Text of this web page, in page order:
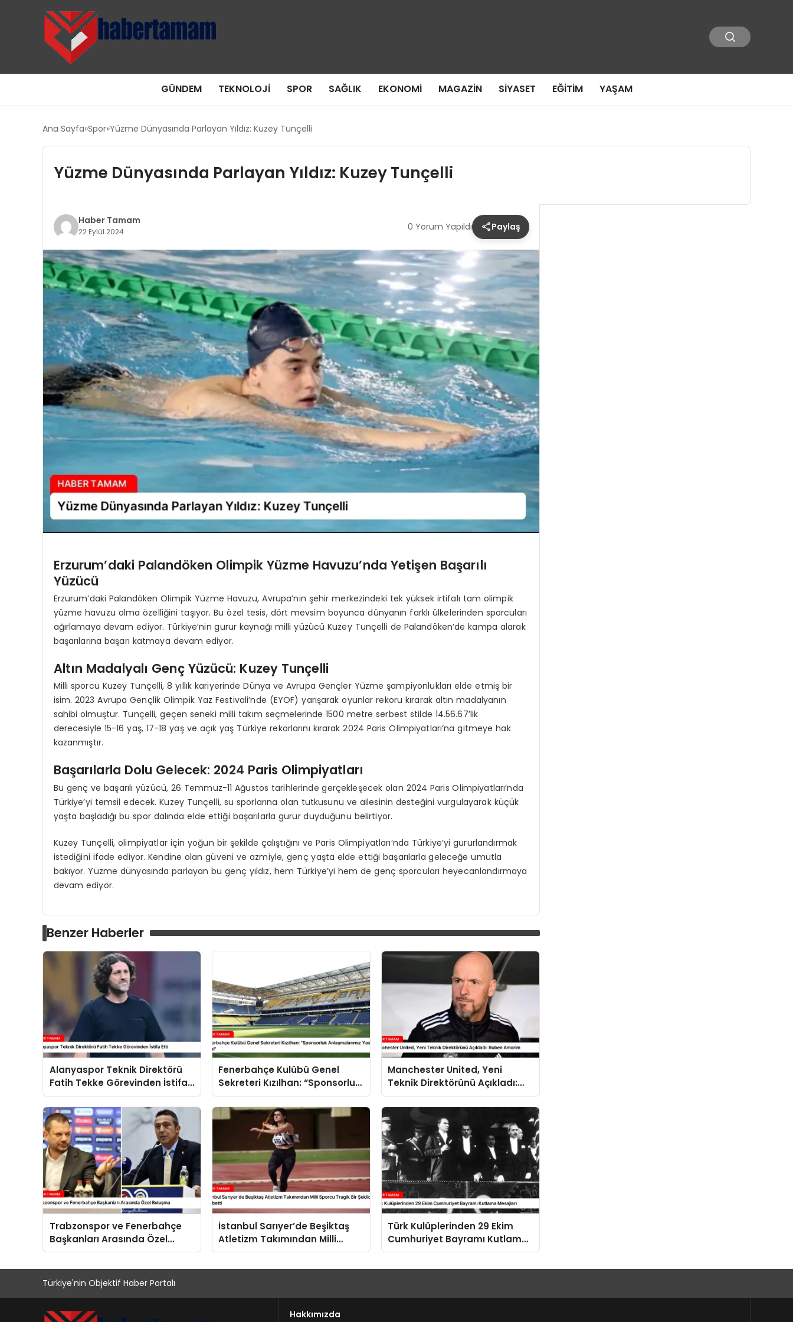
GÜNDEM TEKNOLOJI SPOR SAĞLIK EKONOMI MAGAZIN SIYASET EĞITIM YAŞAM
Ana Sayfa Spor Yüzme Dünyasında Parlayan Yıldız: Kuzey Tunçelli
Yüzme Dünyasında Parlayan Yıldız: Kuzey Tunçelli
Haber Tamam
22 Eylül 2024 0 Yorum Yapıldı Paylaş
Erzurum’daki Palandöken Olimpik Yüzme Havuzu’nda Yetişen Başarılı
Yüzücü
Erzurum’daki Palandöken Olimpik Yüzme Havuzu, Avrupa’nın şehir merkezindeki tek yüksek irtifalı tam olimpik
yüzme havuzu olma özelliğini taşıyor. Bu özel tesis, dört mevsim boyunca dünyanın farklı ülkelerinden sporcuları
ağırlamaya devam ediyor. Türkiye’nin gurur kaynağı milli yüzücü Kuzey Tunçelli de Palandöken’de kampa alarak
başarılarına başarı katmaya devam ediyor.
Altın Madalyalı Genç Yüzücü: Kuzey Tunçelli
Milli sporcu Kuzey Tunçelli, 8 yıllık kariyerinde Dünya ve Avrupa Gençler Yüzme şampiyonlukları elde etmiş bir
isim. 2023 Avrupa Gençlik Olimpik Yaz Festivali’nde (EYOF) yarışarak oyunlar rekoru kırarak altın madalyanın
sahibi olmuştur. Tunçelli, geçen seneki milli takım seçmelerinde 1500 metre serbest stilde 14.56.67’lik
derecesiyle 15-16 yaş, 17-18 yaş ve açık yaş Türkiye rekorlarını kırarak 2024 Paris Olimpiyatları’na gitmeye hak
kazanmıştır.
Başarılarla Dolu Gelecek: 2024 Paris Olimpiyatları
Bu genç ve başarılı yüzücü, 26 Temmuz-11 Ağustos tarihlerinde gerçekleşecek olan 2024 Paris Olimpiyatları’nda
Türkiye’yi temsil edecek. Kuzey Tunçelli, su sporlarına olan tutkusunu ve ailesinin desteğini vurgulayarak küçük
yaşta başladığı bu spor dalında elde ettiği başarılarla gurur duyduğunu belirtiyor.
Kuzey Tunçelli, olimpiyatlar için yoğun bir şekilde çalıştığını ve Paris Olimpiyatları’nda Türkiye’yi gururlandırmak
istediğini ifade ediyor. Kendine olan güveni ve azmiyle, genç yaşta elde ettiği başarılarla geleceğe umutla
bakıyor. Yüzme dünyasında parlayan bu genç yıldız, hem Türkiye’yi hem de genç sporcuları heyecanlandırmaya
devam ediyor.
Benzer Haberler
Alanyaspor Teknik Direktörü
Fatih Tekke Görevinden İstifa
Etti
Fenerbahçe Kulübü Genel
Sekreteri Kızılhan: “Sponsorluk
Anlaşmalarımız Yasal ve
Helal”
Manchester United, Yeni
Teknik Direktörünü Açıkladı:
Ruben Amorim
Trabzonspor ve Fenerbahçe
Başkanları Arasında Özel
Buluşma
İstanbul Sarıyer’de Beşiktaş
Atletizm Takımından Milli
Sporcu Tragik Bir Şekilde
Türk Kulüplerinden 29 Ekim
Cumhuriyet Bayramı Kutlama
Mesajları
Türkiye'nin Objektif Haber Portalı
Hakkımızda